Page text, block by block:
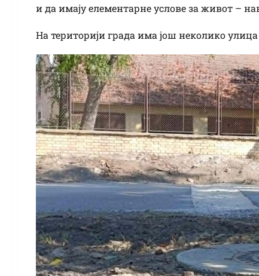
и да имају елементарне услове за живот –
На територији града има још неколико